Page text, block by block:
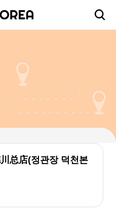
总店(정관장 덕천본